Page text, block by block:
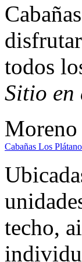
todos
Sitio en
Moreno
Cabañas Los
techo,